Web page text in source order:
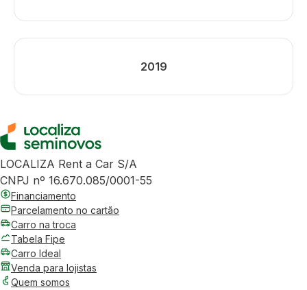
2019
LOCALIZA Rent a Car S/A
CNPJ nº 16.670.085/0001-55
Financiamento
Parcelamento no cartão
Carro na troca
Tabela Fipe
Carro Ideal
Venda para lojistas
Quem somos